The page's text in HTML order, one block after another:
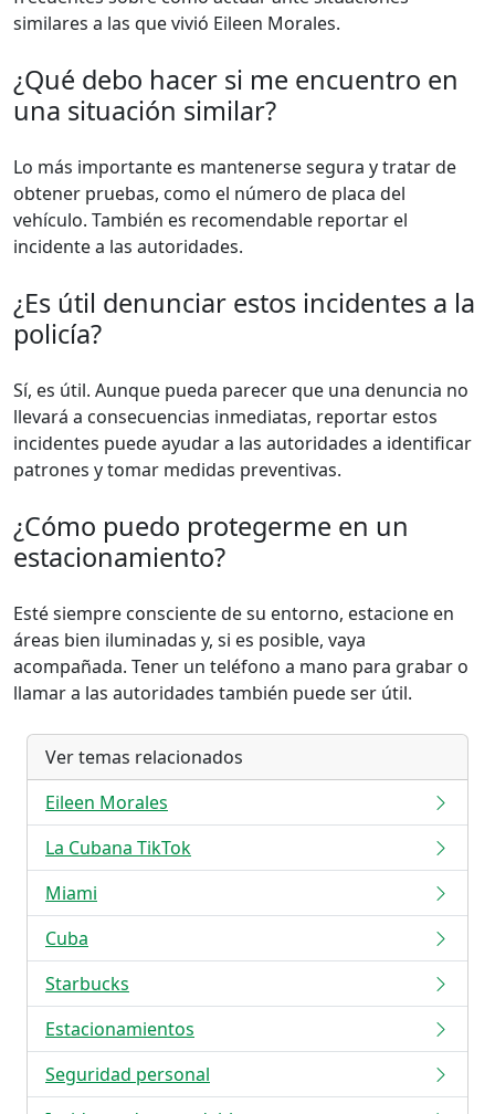
similares a las que vivió Eileen Morales.
¿Qué debo hacer si me encuentro en
una situación similar?
Lo más importante es mantenerse segura y tratar de
obtener pruebas, como el número de placa del
vehículo. También es recomendable reportar el
incidente a las autoridades.
¿Es útil denunciar estos incidentes a la
policía?
Sí, es útil. Aunque pueda parecer que una denuncia no
llevará a consecuencias inmediatas, reportar estos
incidentes puede ayudar a las autoridades a identificar
patrones y tomar medidas preventivas.
¿Cómo puedo protegerme en un
estacionamiento?
Esté siempre consciente de su entorno, estacione en
áreas bien iluminadas y, si es posible, vaya
acompañada. Tener un teléfono a mano para grabar o
llamar a las autoridades también puede ser útil.
Ver temas relacionados
Eileen Morales
La Cubana TikTok
Miami
Cuba
Starbucks
Estacionamientos
Seguridad personal